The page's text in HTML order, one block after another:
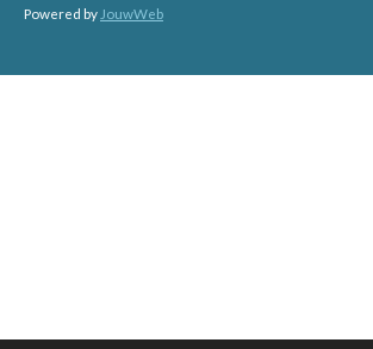
o
A
Powered by JouwWeb